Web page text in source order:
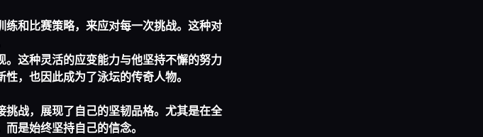
和比赛策略，来应对每一次挑战。这种对
这种灵活的应变能力与他坚持不懈的努力
，也因此成为了泳坛的传奇人物。
战，展现了自己的坚韧品格。尤其是在全
是始终坚持自己的信念。